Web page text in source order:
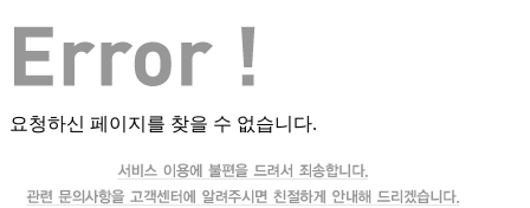
요청하신 페이지를 찾을 수 없습니다.